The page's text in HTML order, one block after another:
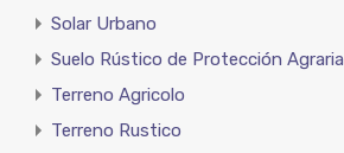
Solar Urbano
Suelo Rústico de Protección Agraria
Terreno Agricolo
Terreno Rustico